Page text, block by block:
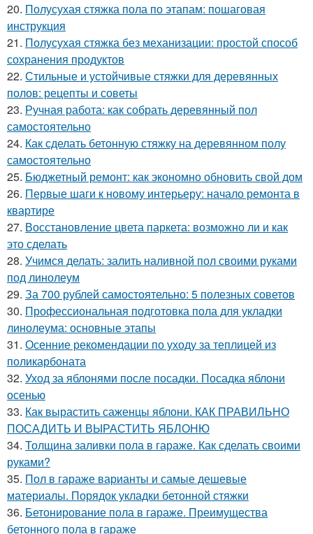
20. Полусухая стяжка пола по этапам: пошаговая
инструкция
21. Полусухая стяжка без механизации: простой способ
сохранения продуктов
22. Стильные и устойчивые стяжки для деревянных
полов: рецепты и советы
23. Ручная работа: как собрать деревянный пол
самостоятельно
24. Как сделать бетонную стяжку на деревянном полу
самостоятельно
25. Бюджетный ремонт: как экономно обновить свой дом
26. Первые шаги к новому интерьеру: начало ремонта в
квартире
27. Восстановление цвета паркета: возможно ли и как
это сделать
28. Учимся делать: залить наливной пол своими руками
под линолеум
29. За 700 рублей самостоятельно: 5 полезных советов
30. Профессиональная подготовка пола для укладки
линолеума: основные этапы
31. Осенние рекомендации по уходу за теплицей из
поликарбоната
32. Уход за яблонями после посадки. Посадка яблони
осенью
33. Как вырастить саженцы яблони. КАК ПРАВИЛЬНО
ПОСАДИТЬ И ВЫРАСТИТЬ ЯБЛОНЮ
34. Толщина заливки пола в гараже. Как сделать своими
руками?
35. Пол в гараже варианты и самые дешевые
материалы. Порядок укладки бетонной стяжки
36. Бетонирование пола в гараже. Преимущества
бетонного пола в гараже